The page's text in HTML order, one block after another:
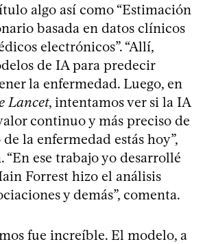
algo así como “Estimación
basada en datos clínicos
electrónicos”. “Allí,
de IA para predecir
la enfermedad. Luego, en
Lancet, intentamos ver si la IA
continuo y más preciso de
la enfermedad estás hoy”,
“En ese trabajo yo desarrollé
Forrest hizo el análisis
y demás”, comenta.
fue increíble. El modelo, a